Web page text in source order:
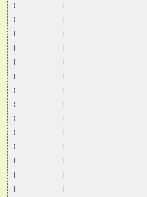
¦           ¦
¦           ¦
¦           ¦
¦           ¦
¦           ¦
¦           ¦
¦           ¦
¦           ¦
¦           ¦
¦           ¦
¦           ¦
¦           ¦
¦           ¦
¦           ¦